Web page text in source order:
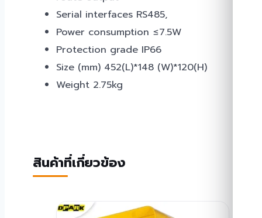
Serial interfaces RS485,
Power consumption ≤7.5W
Protection grade IP66
Size (mm) 452(L)*148 (W)*120(H)
Weight 2.75kg
สินค้าที่เกี่ยวข้อง